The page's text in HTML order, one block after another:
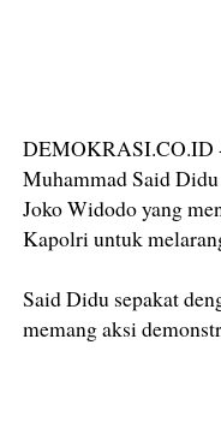
DEMOKRASI.CO.ID
Muhammad Said
Joko Widodo yang
Kapolri untuk
Said Didu sepakat
memang aksi